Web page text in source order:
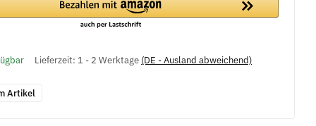
Lieferzeit: 1 - 2 Werktage (DE - Ausland abweichend)
Artikel